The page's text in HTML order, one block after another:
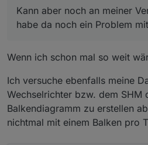
Kann aber noch an meiner
habe da noch ein Problem
Wenn ich schon mal so weit
Ich versuche ebenfalls meine
Wechselrichter bzw. dem SHM
Balkendiagramm zu erstellen
nichtmal mit einem Balken pro